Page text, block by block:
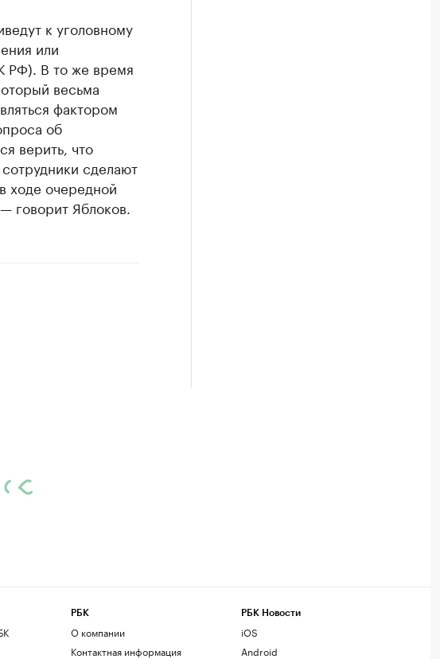
к уголовному
или
РФ). В то же время
весьма
фактором
об
верить, что
сделают
ходе очередной
говорит Яблоков.
РБК
О компании
Контактная информация
РБК Новости
iOS
Android